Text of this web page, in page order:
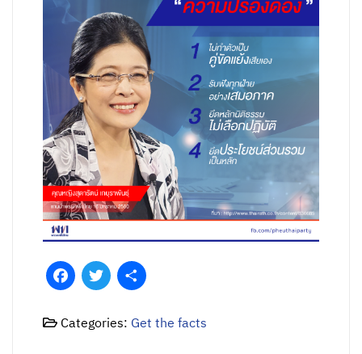
FacebookTwitter
Categories: Get the facts